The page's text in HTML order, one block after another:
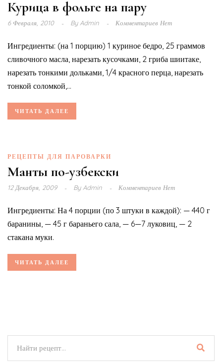
Курица в фольге на пару
6 Февраля, 2010 ByAdmin Комментариев Нет
Ингредиенты: (на 1 порцию) 1 куриное бедро, 25 граммов
сливочного масла, нарезать кусочками, 2 гриба шиитаке,
нарезать тонкими дольками, 1/4 красного перца, нарезать
тонкой соломкой,...
ЧИТАТЬ ДАЛЕЕ
РЕЦЕПТЫ ДЛЯ ПАРОВАРКИ
Манты по-узбекски
12 Декабря, 2009 ByAdmin Комментариев Нет
Ингредиенты: На 4 порции (по 3 штуки в каждой): — 440 г
баранины, — 45 г бараньего сала, — 6—7 луковиц, — 2
стакана муки.
ЧИТАТЬ ДАЛЕЕ